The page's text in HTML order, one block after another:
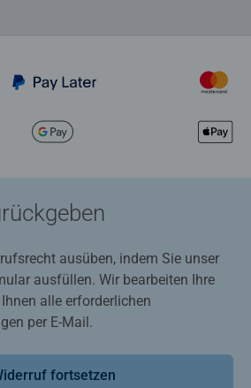
ausüben, indem Sie unser
ausfüllen. Wir bearbeiten Ihre
alle erforderlichen
per E-Mail.
fortsetzen